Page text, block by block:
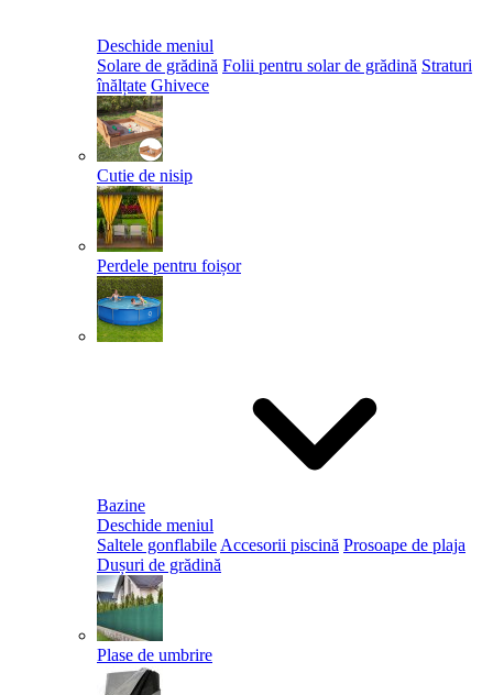
Deschide meniul
Solare de grădină Folii pentru solar de grădină Straturi
înălțate Ghivece
Cutie de nisip
Perdele pentru foișor
Bazine
Deschide meniul
Saltele gonflabile Accesorii piscină Prosoape de plaja
Dușuri de grădină
Plase de umbrire